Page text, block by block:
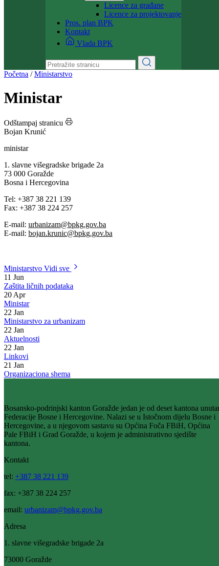
Licence za građane
Licence za projektovanje
Pros. plan BPK
Kontakt
Vlada BPK
Početna /Ministarstvo
Ministar
Odštampaj stranicu
Bojan Krunić
ministar
1. slavne višegradske brigade 2a
73 000 Goražde
Bosna i Hercegovina
Tel: +387 38 221 139
Fax: +387 38 224 257
E-mail: urbanizam@bpkg.gov.ba
E-mail: bojan.krunic@bpkg.gov.ba
Ministarstvo Vidi sve
11 Jun
Zaštita ličnih podataka
20 Apr
Ministar
22 Jan
Ministarstvo za urbanizam
22 Jan
Aktuelnosti
22 Jan
Linkovi
21 Jan
Organizaciona shema
Bosansko-podrinjski kanton Goražde jedan je od deset kantona
Federacije Bosne i Hercegovine. Nalazi se u Istočnom dijelu Bosne i
Hercegovine, a u njegovom sastavu su Općina Foča FBiH, Općina
Pale FBiH i Grad Goražde, u kojem je administrativno sjedište
kantona.
Kontakt
tel: +387 38 221 139
fax: +387 38 224 257
email: urbanizam@bpkg.gov.ba
Adresa
1. slavne višegradske brigade 2a
73000 Goražde